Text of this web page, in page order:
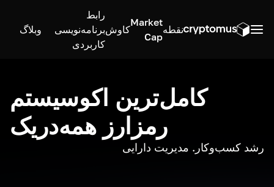
نقطه
Market
Cap
کاوش
رابط
برنامه‌نویسی
کاربردی
وبلاگ
کامل‌ترین اکوسیستم
رمزارز همه‌در‌یک
رشد کسب‌وکار. مدیریت دارایی